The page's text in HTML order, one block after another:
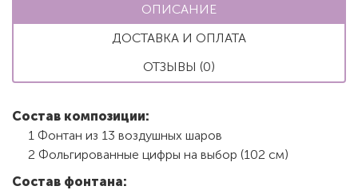
ОПИСАНИЕ
ДОСТАВКА И ОПЛАТА
ОТЗЫВЫ (0)
Состав композиции:
1 Фонтан из 13 воздушных шаров
2 Фольгированные цифры на выбор (102 см)
Состав фонтана: